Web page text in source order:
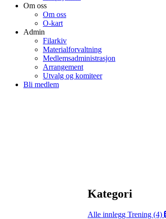
Om oss
Om oss
O-kart
Admin
Filarkiv
Materialforvaltning
Medlemsadministrasjon
Arrangement
Utvalg og komiteer
Bli medlem
Kategori
Alle innlegg Trening (4)